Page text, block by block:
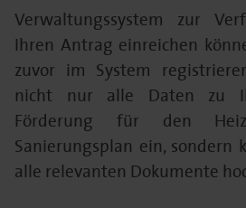
Verwaltungssystem zur
Ihren Antrag einreichen
zuvor im System
nicht nur alle Daten zu
Förderung für den
Sanierungsplan ein, sondern
alle relevanten Dokumente